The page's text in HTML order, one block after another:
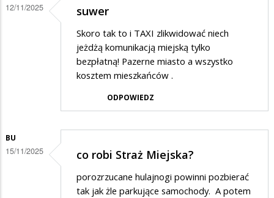
12/11/2025 suwer
Skoro tak to i TAXI zlikwidować niech
jeżdżą komunikacją miejską tylko
bezpłatną! Pazerne miasto a wszystko
kosztem mieszkańców .
ODPOWIEDZ
BU
15/11/2025 co robi Straż Miejska?
porozrzucane hulajnogi powinni pozbierać
tak jak żle parkujące samochody. A potem